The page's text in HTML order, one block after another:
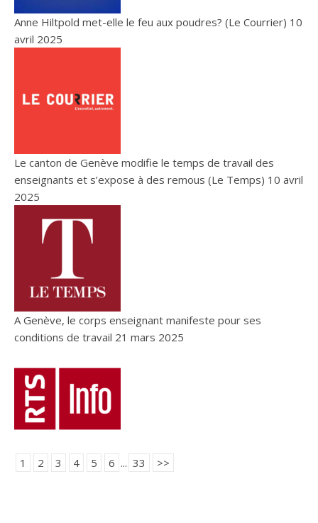
Anne Hiltpold met-elle le feu aux poudres? (Le Courrier) 10
avril 2025
Le canton de Genève modifie le temps de travail des
enseignants et s’expose à des remous (Le Temps) 10 avril
2025
A Genève, le corps enseignant manifeste pour ses
conditions de travail 21 mars 2025
1 2 3 4 5 6 ... 33 >>